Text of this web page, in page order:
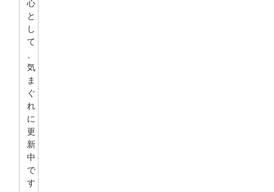
心
と
し
て
気
ま
ぐ
れ
に
更
新
中
で
す